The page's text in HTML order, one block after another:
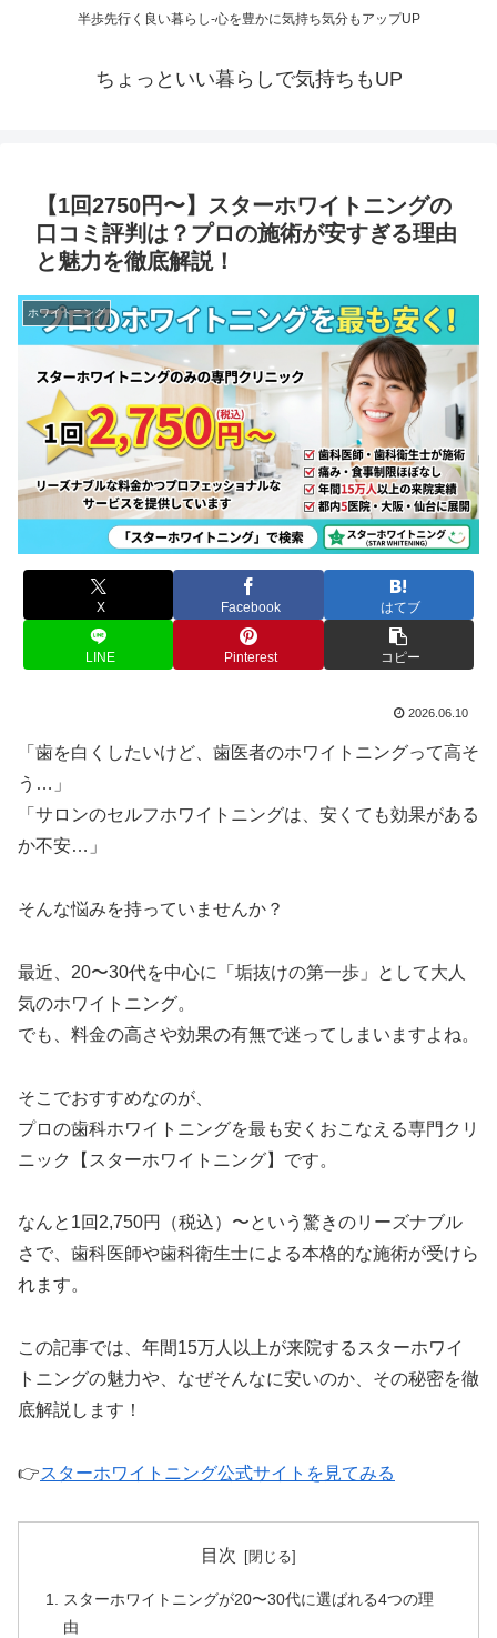
半歩先行く良い暮らし-心を豊かに気持ち気分もアップUP
ちょっといい暮らしで気持ちもUP
【1回2750円〜】スターホワイトニングの
口コミ評判は？プロの施術が安すぎる理由
と魅力を徹底解説！
ホワイトニング
X Facebook はてブ
LINE Pinterest コピー
2026.06.10
「歯を白くしたいけど、歯医者のホワイトニングって高そ
う…」
「サロンのセルフホワイトニングは、安くても効果がある
か不安…」
そんな悩みを持っていませんか？
最近、20〜30代を中心に「垢抜けの第一歩」として大人
気のホワイトニング。
でも、料金の高さや効果の有無で迷ってしまいますよね。
そこでおすすめなのが、
プロの歯科ホワイトニングを最も安くおこなえる専門クリ
ニック【スターホワイトニング】です。
なんと1回2,750円（税込）〜という驚きのリーズナブル
さで、歯科医師や歯科衛生士による本格的な施術が受けら
れます。
この記事では、年間15万人以上が来院するスターホワイ
トニングの魅力や、なぜそんなに安いのか、その秘密を徹
底解説します！
👉スターホワイトニング公式サイトを見てみる
目次
スターホワイトニングが20〜30代に選ばれる4つの理
由